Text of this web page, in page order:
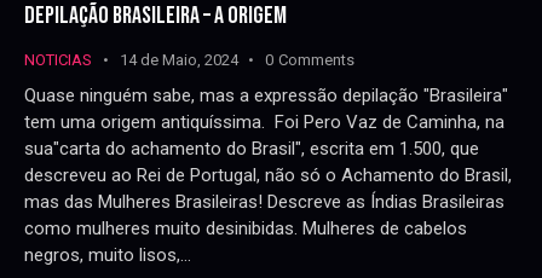
DEPILAÇÃO BRASILEIRA – A ORIGEM
NOTICIAS 14 de Maio, 2024 0 Comments
Quase ninguém sabe, mas a expressão depilação "Brasileira"
tem uma origem antiquíssima. Foi Pero Vaz de Caminha, na
sua"carta do achamento do Brasil", escrita em 1.500, que
descreveu ao Rei de Portugal, não só o Achamento do Brasil,
mas das Mulheres Brasileiras! Descreve as Índias Brasileiras
como mulheres muito desinibidas. Mulheres de cabelos
negros, muito lisos,…